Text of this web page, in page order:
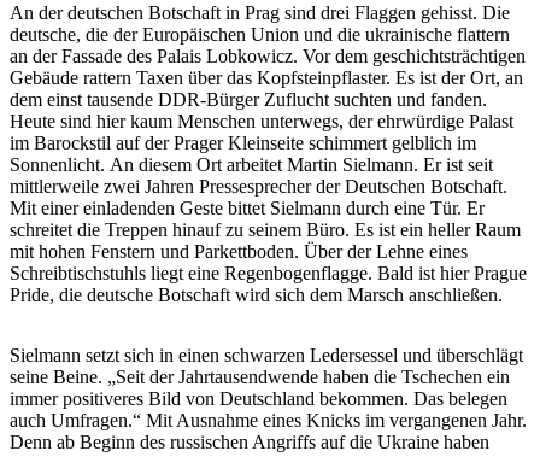
An der deutschen Botschaft in Prag sind drei Flaggen gehisst. Die
deutsche, die der Europäischen Union und die ukrainische flattern
an der Fassade des Palais Lobkowicz. Vor dem geschichtsträchtigen
Gebäude rattern Taxen über das Kopfsteinpflaster. Es ist der Ort, an
dem einst tausende DDR-Bürger Zuflucht suchten und fanden.
Heute sind hier kaum Menschen unterwegs, der ehrwürdige Palast
im Barockstil auf der Prager Kleinseite schimmert gelblich im
Sonnenlicht. An diesem Ort arbeitet Martin Sielmann. Er ist seit
mittlerweile zwei Jahren Pressesprecher der Deutschen Botschaft.
Mit einer einladenden Geste bittet Sielmann durch eine Tür. Er
schreitet die Treppen hinauf zu seinem Büro. Es ist ein heller Raum
mit hohen Fenstern und Parkettboden. Über der Lehne eines
Schreibtischstuhls liegt eine Regenbogenflagge. Bald ist hier Prague
Pride, die deutsche Botschaft wird sich dem Marsch anschließen.
Sielmann setzt sich in einen schwarzen Ledersessel und überschlägt
seine Beine. „Seit der Jahrtausendwende haben die Tschechen ein
immer positiveres Bild von Deutschland bekommen. Das belegen
auch Umfragen.“ Mit Ausnahme eines Knicks im vergangenen Jahr.
Denn ab Beginn des russischen Angriffs auf die Ukraine haben